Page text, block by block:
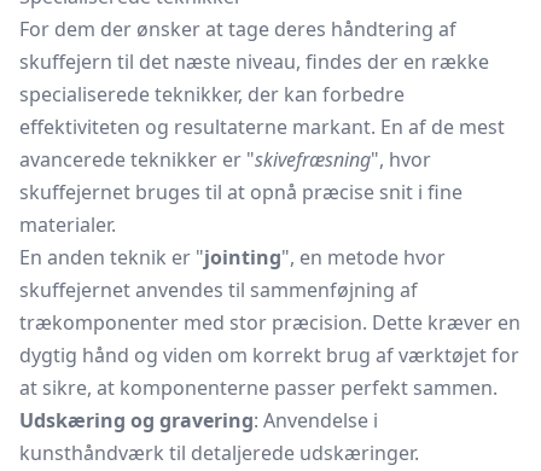
For dem der ønsker at tage deres håndtering af
skuffejern til det næste niveau, findes der en række
specialiserede teknikker, der kan forbedre
effektiviteten og resultaterne markant. En af de mest
avancerede teknikker er "skivefræsning", hvor
skuffejernet bruges til at opnå præcise snit i fine
materialer.
En anden teknik er "jointing", en metode hvor
skuffejernet anvendes til sammenføjning af
trækomponenter med stor præcision. Dette kræver en
dygtig hånd og viden om korrekt brug af værktøjet for
at sikre, at komponenterne passer perfekt sammen.
Udskæring og gravering: Anvendelse i
kunsthåndværk til detaljerede udskæringer.